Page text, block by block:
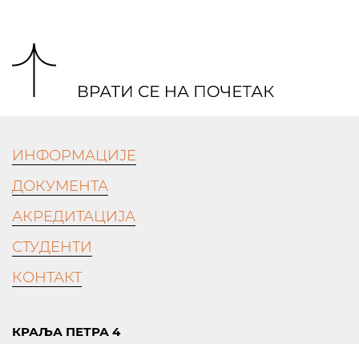
ИНФОРМАЦИЈЕ
ДОКУМЕНТА
АКРЕДИТАЦИЈА
СТУДЕНТИ
КОНТАКТ
КРАЉА ПЕТРА 4